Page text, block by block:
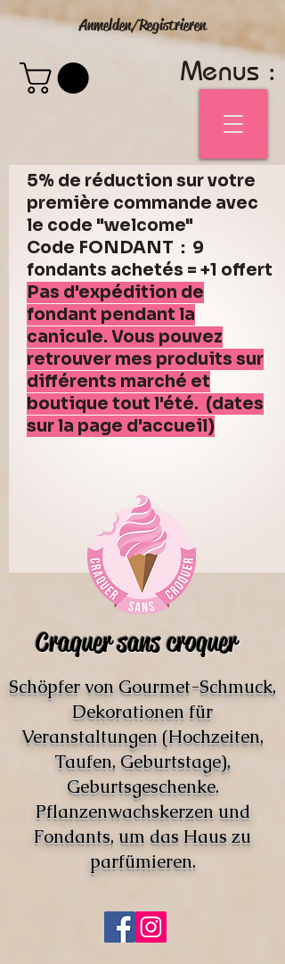
Anmelden/Registrieren
Menus :
5% de réduction sur votre
première commande avec
le code "welcome"
Code FONDANT : 9
fondants achetés = +1 offert
Pas d'expédition de
fondant pendant la
canicule. Vous pouvez
retrouver mes produits sur
différents marché et
boutique tout l'été. (dates
sur la page d'accueil)
Craquer sans croquer
Schöpfer von Gourmet-Schmuck,
Dekorationen für
Veranstaltungen (Hochzeiten,
Taufen, Geburtstage),
Geburtsgeschenke.
Pflanzenwachskerzen und
Fondants, um das Haus zu
parfümieren.